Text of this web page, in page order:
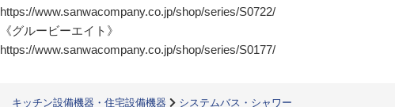
https://www.sanwacompany.co.jp/shop/series/S0722/
《グルービーエイト》
https://www.sanwacompany.co.jp/shop/series/S0177/
キッチン設備機器・住宅設備機器 システムバス・シャワー